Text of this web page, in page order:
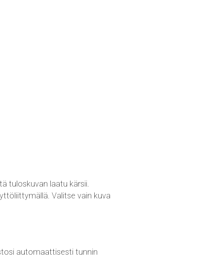
tuloskuvan laatu kärsii.
Valitse vain kuva
automaattisesti tunnin